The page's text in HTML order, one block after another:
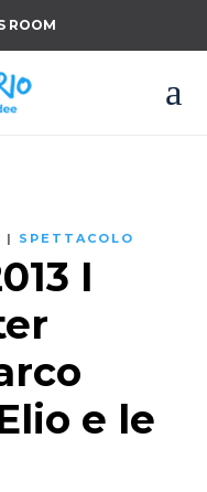
ROOM
a
| SPETTACOLO
I
e le